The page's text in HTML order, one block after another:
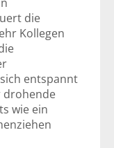
die
Kollegen
entspannt
drohende
wie ein